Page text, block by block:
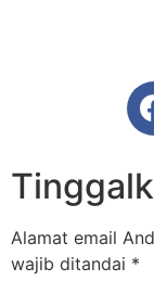
Alamat email
wajib ditandai *